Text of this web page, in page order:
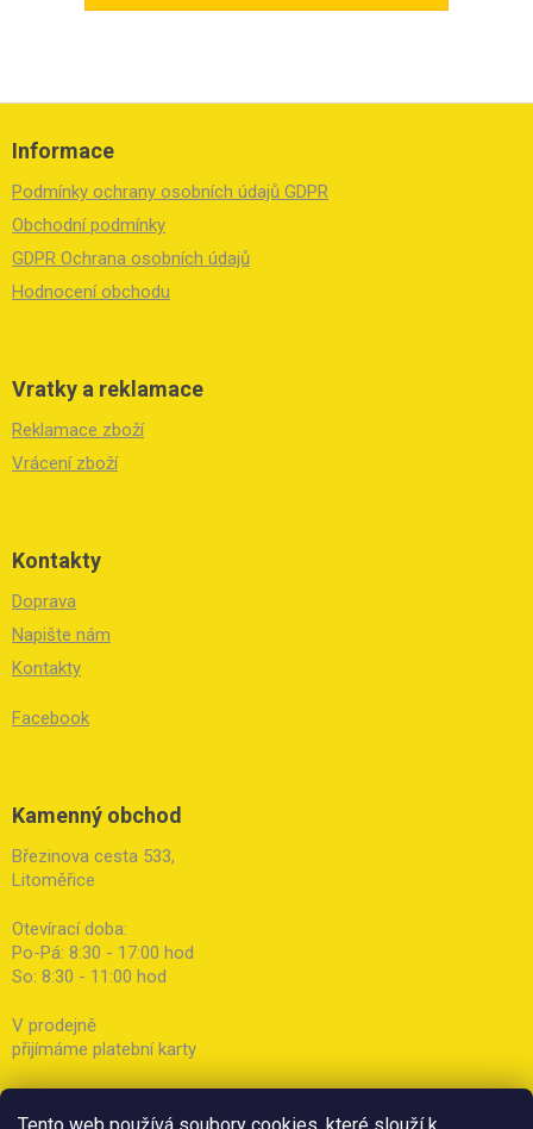
Z
Informace
Podmínky ochrany osobních údajů GDPR
Obchodní podmínky
GDPR Ochrana osobních údajů
Hodnocení obchodu
Vratky a reklamace
Reklamace zboží
Vrácení zboží
Kontakty
Doprava
Napište nám
Kontakty
Facebook
Kamenný obchod
Březinova cesta 533,
Litoměřice
Otevírací doba:
Po-Pá: 8:30 - 17:00 hod
So: 8:30 - 11:00 hod
V prodejně
přijímáme platební karty